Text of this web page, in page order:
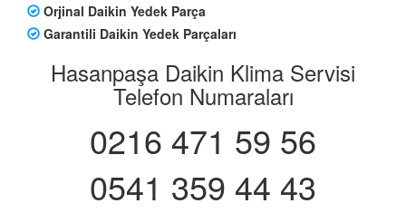
Orjinal Daikin Yedek Parça
Garantili Daikin Yedek Parçaları
Hasanpaşa Daikin Klima Servisi
Telefon Numaraları
0216 471 59 56
0541 359 44 43